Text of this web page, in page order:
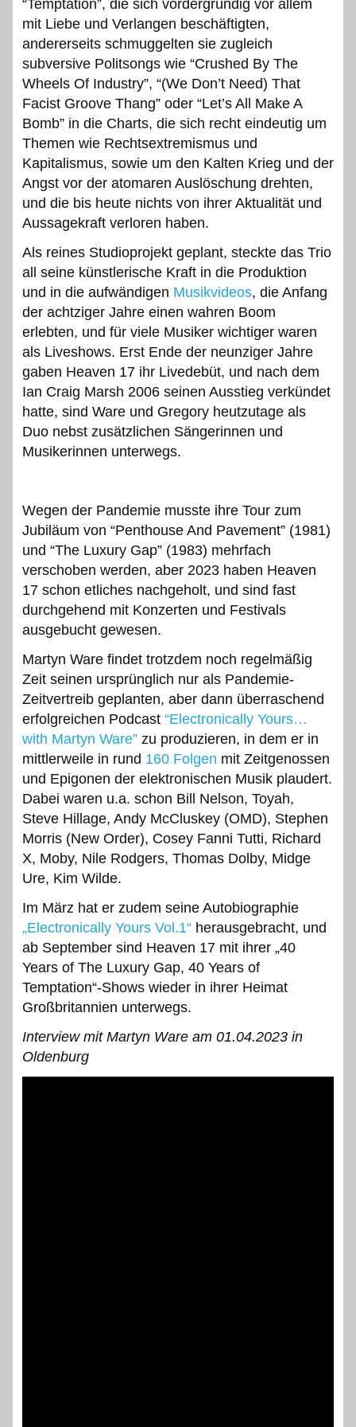
“Temptation”, die sich vordergründig vor allem
mit Liebe und Verlangen beschäftigten,
andererseits schmuggelten sie zugleich
subversive Politsongs wie “Crushed By The
Wheels Of Industry”, “(We Don’t Need) That
Facist Groove Thang” oder “Let’s All Make A
Bomb” in die Charts, die sich recht eindeutig um
Themen wie Rechtsextremismus und
Kapitalismus, sowie um den Kalten Krieg und der
Angst vor der atomaren Auslöschung drehten,
und die bis heute nichts von ihrer Aktualität und
Aussagekraft verloren haben.
Als reines Studioprojekt geplant, steckte das Trio
all seine künstlerische Kraft in die Produktion
und in die aufwändigen Musikvideos, die Anfang
der achtziger Jahre einen wahren Boom
erlebten, und für viele Musiker wichtiger waren
als Liveshows. Erst Ende der neunziger Jahre
gaben Heaven 17 ihr Livedebüt, und nach dem
Ian Craig Marsh 2006 seinen Ausstieg verkündet
hatte, sind Ware und Gregory heutzutage als
Duo nebst zusätzlichen Sängerinnen und
Musikerinnen unterwegs.
Wegen der Pandemie musste ihre Tour zum
Jubiläum von “Penthouse And Pavement” (1981)
und “The Luxury Gap” (1983) mehrfach
verschoben werden, aber 2023 haben Heaven
17 schon etliches nachgeholt, und sind fast
durchgehend mit Konzerten und Festivals
ausgebucht gewesen.
Martyn Ware findet trotzdem noch regelmäßig
Zeit seinen ursprünglich nur als Pandemie-
Zeitvertreib geplanten, aber dann überraschend
erfolgreichen Podcast “Electronically Yours…
with Martyn Ware” zu produzieren, in dem er in
mittlerweile in rund 160 Folgen mit Zeitgenossen
und Epigonen der elektronischen Musik plaudert.
Dabei waren u.a. schon Bill Nelson, Toyah,
Steve Hillage, Andy McCluskey (OMD), Stephen
Morris (New Order), Cosey Fanni Tutti, Richard
X, Moby, Nile Rodgers, Thomas Dolby, Midge
Ure, Kim Wilde.
Im März hat er zudem seine Autobiographie
„Electronically Yours Vol.1“ herausgebracht, und
ab September sind Heaven 17 mit ihrer „40
Years of The Luxury Gap, 40 Years of
Temptation“-Shows wieder in ihrer Heimat
Großbritannien unterwegs.
Interview mit Martyn Ware am 01.04.2023 in
Oldenburg